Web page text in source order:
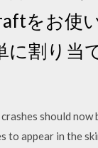
をお使
割り当
should
to appear in the